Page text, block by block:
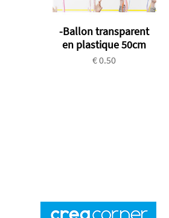
-Ballon transparent
en plastique 50cm
€ 0.50